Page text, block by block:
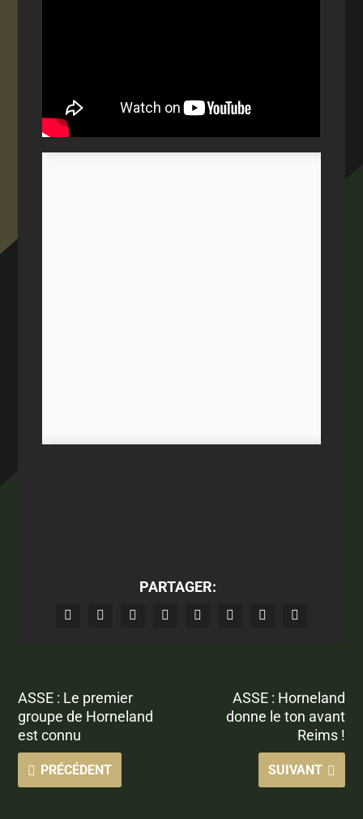
PARTAGER:
ASSE : Le premier
groupe de Horneland
est connu
PRÉCÉDENT
ASSE : Horneland
donne le ton avant
Reims !
SUIVANT